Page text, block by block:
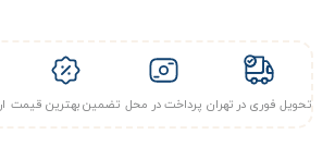
تحویل فوری در تهران پرداخت در محل تضمین بهترین قیمت